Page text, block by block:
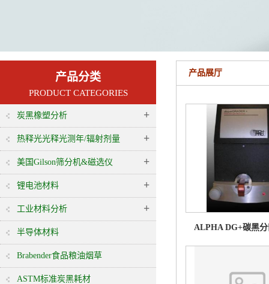
产品分类
PRODUCT CATEGORIES
炭黑橡塑分析 +
热释光光释光测年/辐射剂量 +
美国Gilson筛分机&磁选仪 +
锂电池材料 +
工业材料分析 +
半导体材料
Brabender食品粮油烟草
ASTM标准炭黑耗材
产品展厅
ALPHA DG+碳黑